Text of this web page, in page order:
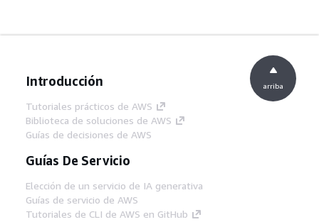
Introducción
Tutoriales prácticos de AWS
Biblioteca de soluciones de AWS
Guías de decisiones de AWS
Guías De Servicio
Elección de un servicio de IA generativa
Guías de servicio de AWS
Tutoriales de CLI de AWS en GitHub
arriba